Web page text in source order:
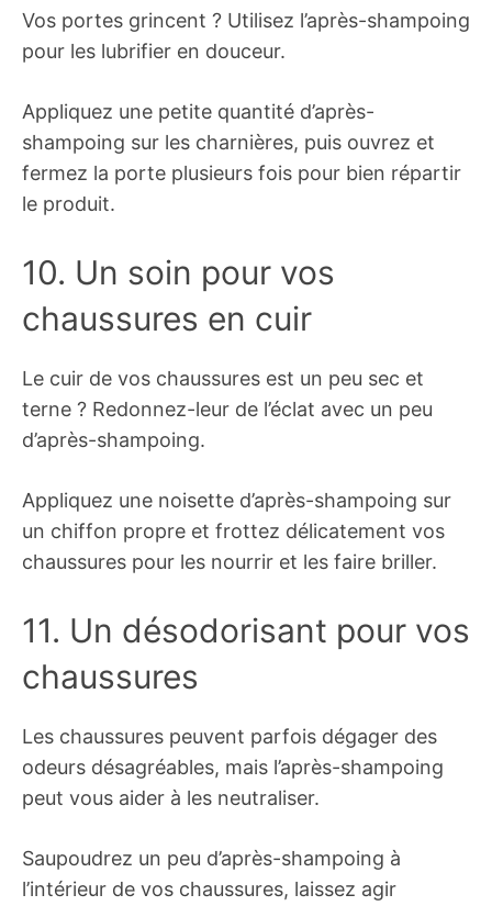
Vos portes grincent ? Utilisez l’après-shampoing
pour les lubrifier en douceur.
Appliquez une petite quantité d’après-
shampoing sur les charnières, puis ouvrez et
fermez la porte plusieurs fois pour bien répartir
le produit.
10. Un soin pour vos
chaussures en cuir
Le cuir de vos chaussures est un peu sec et
terne ? Redonnez-leur de l’éclat avec un peu
d’après-shampoing.
Appliquez une noisette d’après-shampoing sur
un chiffon propre et frottez délicatement vos
chaussures pour les nourrir et les faire briller.
11. Un désodorisant pour vos
chaussures
Les chaussures peuvent parfois dégager des
odeurs désagréables, mais l’après-shampoing
peut vous aider à les neutraliser.
Saupoudrez un peu d’après-shampoing à
l’intérieur de vos chaussures, laissez agir